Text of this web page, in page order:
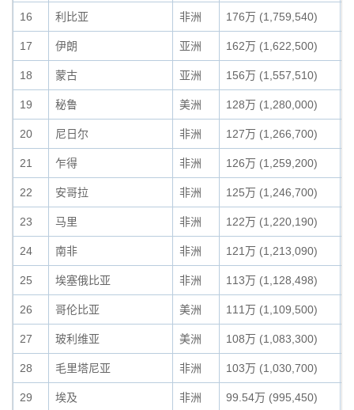
16 利比亚 非洲 176万 (1,759,540)
17 伊朗 亚洲 162万 (1,622,500)
18 蒙古 亚洲 156万 (1,557,510)
19 秘鲁 美洲 128万 (1,280,000)
20 尼日尔 非洲 127万 (1,266,700)
21 乍得 非洲 126万 (1,259,200)
22 安哥拉 非洲 125万 (1,246,700)
23 马里 非洲 122万 (1,220,190)
24 南非 非洲 121万 (1,213,090)
25 埃塞俄比亚 非洲 113万 (1,128,498)
26 哥伦比亚 美洲 111万 (1,109,500)
27 玻利维亚 美洲 108万 (1,083,300)
28 毛里塔尼亚 非洲 103万 (1,030,700)
29 埃及 非洲 99.54万 (995,450)